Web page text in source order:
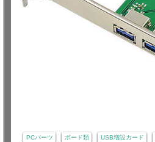
PCパーツ ボード類 USB増設カード